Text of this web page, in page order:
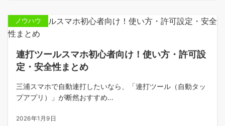
ノウハウ
連打ツールスマホ初心者向け！使い方・許可設
定・安全性まとめ
三浦スマホで自動連打したいなら、「連打ツール（自動タッ
プアプリ）」が断然おすすめ...
2026年1月9日